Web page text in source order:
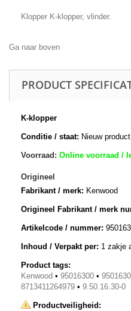
Klopper K-klopper, vlinder.
Ga naar boven
PRODUCT
K-klopper
Conditie / staat: Nieuw product
Voorraad: Online voorraad /
Origineel
Fabrikant / merk: Kenwood
Origineel Fabrikant / merk
Artikelcode / nummer:
Inhoud / Verpakt per: 1 zakje
Product tags:
Kenwood • 95016300 •
8713411264979 • 9.50.16.30-0
Productveiligheid: